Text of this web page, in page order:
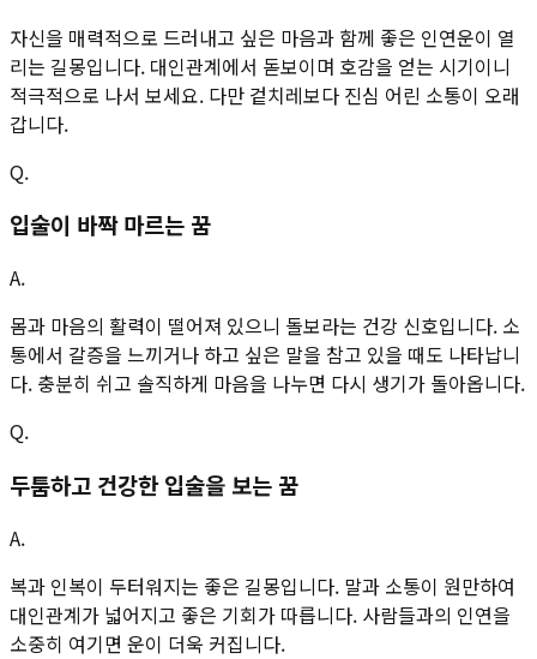
자신을 매력적으로 드러내고 싶은 마음과 함께 좋은 인연운이 열
리는 길몽입니다. 대인관계에서 돋보이며 호감을 얻는 시기이니
적극적으로 나서 보세요. 다만 겉치레보다 진심 어린 소통이 오래
갑니다.
Q.
입술이 바짝 마르는 꿈
A.
몸과 마음의 활력이 떨어져 있으니 돌보라는 건강 신호입니다. 소
통에서 갈증을 느끼거나 하고 싶은 말을 참고 있을 때도 나타납니
다. 충분히 쉬고 솔직하게 마음을 나누면 다시 생기가 돌아옵니다.
Q.
두툼하고 건강한 입술을 보는 꿈
A.
복과 인복이 두터워지는 좋은 길몽입니다. 말과 소통이 원만하여
대인관계가 넓어지고 좋은 기회가 따릅니다. 사람들과의 인연을
소중히 여기면 운이 더욱 커집니다.